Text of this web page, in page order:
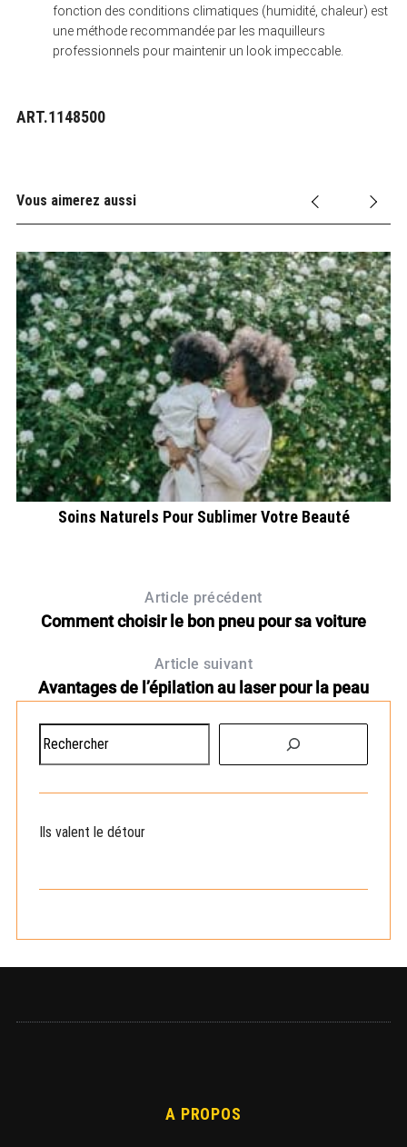
fonction des conditions climatiques (humidité, chaleur) est
une méthode recommandée par les maquilleurs
professionnels pour maintenir un look impeccable.
ART.1148500
Vous aimerez aussi
Soins Naturels Pour Sublimer Votre Beauté
Article précédent
Comment choisir le bon pneu pour sa voiture
Article suivant
Avantages de l’épilation au laser pour la peau
e
h
rIls valent le détour
A PROPOS